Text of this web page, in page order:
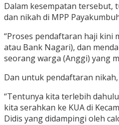
Dalam kesempatan tersebut,
dan nikah di MPP
“Proses pendaftaran haji kini
atau Bank Nagari), dan
seorang warga (Anggi) yang
Dan untuk pendaftaran
“Tentunya kita terlebih
kita serahkan ke KUA di
Didis yang didampingi oleh